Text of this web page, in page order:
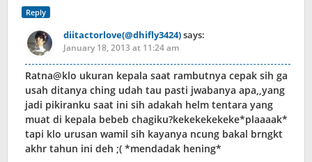
Reply
diitactorlove(@dhifly3424)says:
January 18, 2013 at 11:24 am
Ratna@klo ukuran kepala saat rambutnya cepak sih ga
usah ditanya ching udah tau pasti jwabanya apa,,yang
jadi pikiranku saat ini sih adakah helm tentara yang
muat di kepala bebeb chagiku?kekekekekeke*plaaaak*
tapi klo urusan wamil sih kayanya ncung bakal brngkt
akhr tahun ini deh ;( *mendadak hening*